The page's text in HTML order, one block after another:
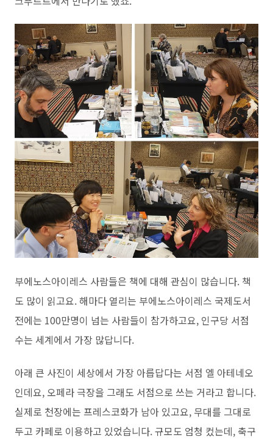
부에노스아이레스 사람들은 책에 대해 관심이 많습니다. 책
도 많이 읽고요. 해마다 열리는 부에노스아이레스 국제도서
전에는 100만명이 넘는 사람들이 참가하고요, 인구당 서점
수는 세계에서 가장 많답니다.
아래 큰 사진이 세상에서 가장 아릅답다는 서점 엘 아테네오
인데요, 오페라 극장을 그래도 서점으로 쓰는 거라고 합니다.
실제로 천장에는 프레스코화가 남아 있고요, 무대를 그대로
두고 카페로 이용하고 있었습니다. 규모도 엄청 컸는데, 축구